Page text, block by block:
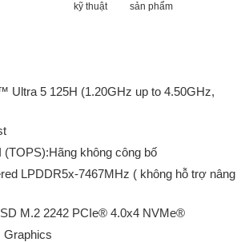
kỹ thuật
sản phẩm
Ultra 5 125H (1.20GHz up to 4.50GHz,
(TOPS):Hãng không công bố
LPDDR5x-7467MHz ( không hỗ trợ nâng
M.2 2242 PCIe® 4.0x4 NVMe®